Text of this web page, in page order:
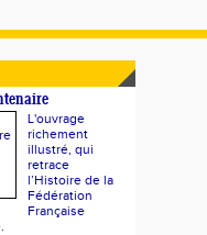
L'ouvrage
richement
illustré, qui
retrace
l’Histoire de la
Fédération
Française